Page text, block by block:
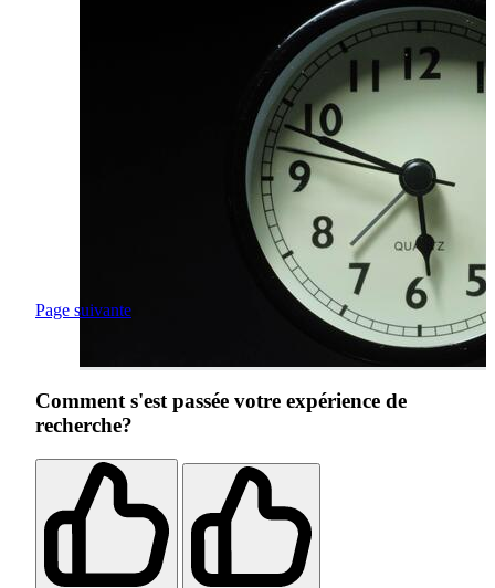
Page suivante
Comment s'est passée votre expérience de
recherche?